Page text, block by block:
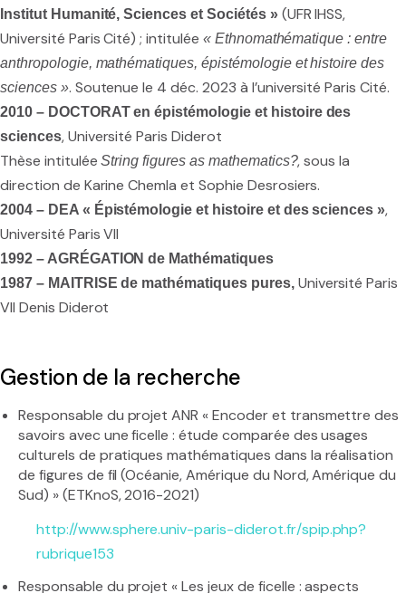
Institut Humanité, Sciences et Sociétés »(UFR IHSS,
Université Paris Cité) ; intitulée « Ethnomathématique : entre
anthropologie, mathématiques, épistémologie et histoire des
sciences ». Soutenue le 4 déc. 2023 à l’université Paris Cité.
2010 – DOCTORAT en épistémologie et histoire des
sciences, Université Paris Diderot
Thèse intituléeString figures as mathematics?, sous la
direction de Karine Chemla et Sophie Desrosiers.
2004 – DEA « Épistémologie et histoire et des sciences »,
Université Paris VII
1992 – AGRÉGATION de Mathématiques
1987 – MAITRISE de mathématiques pures,Université Paris
VII Denis Diderot
Gestion de la recherche
Responsable du projet ANR « Encoder et transmettre des
savoirs avec une ficelle : étude comparée des usages
culturels de pratiques mathématiques dans la réalisation
de figures de fil (Océanie, Amérique du Nord, Amérique du
Sud) » (ETKnoS, 2016-2021)
http://www.sphere.univ-paris-diderot.fr/spip.php?
rubrique153
Responsable du projet « Les jeux de ficelle : aspects